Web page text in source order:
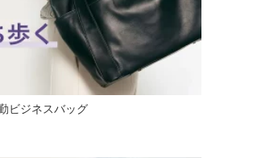
ビジネスバッグ